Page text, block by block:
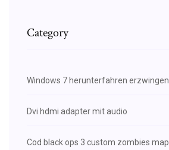
Category
Windows 7 herunterfahren
Dvi hdmi adapter mit audio
Cod black ops 3 custom zombies